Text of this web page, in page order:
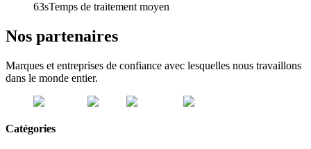
63sTemps de traitement moyen
Nos partenaires
Marques et entreprises de confiance avec lesquelles nous travaillons
dans le monde entier.
Catégories